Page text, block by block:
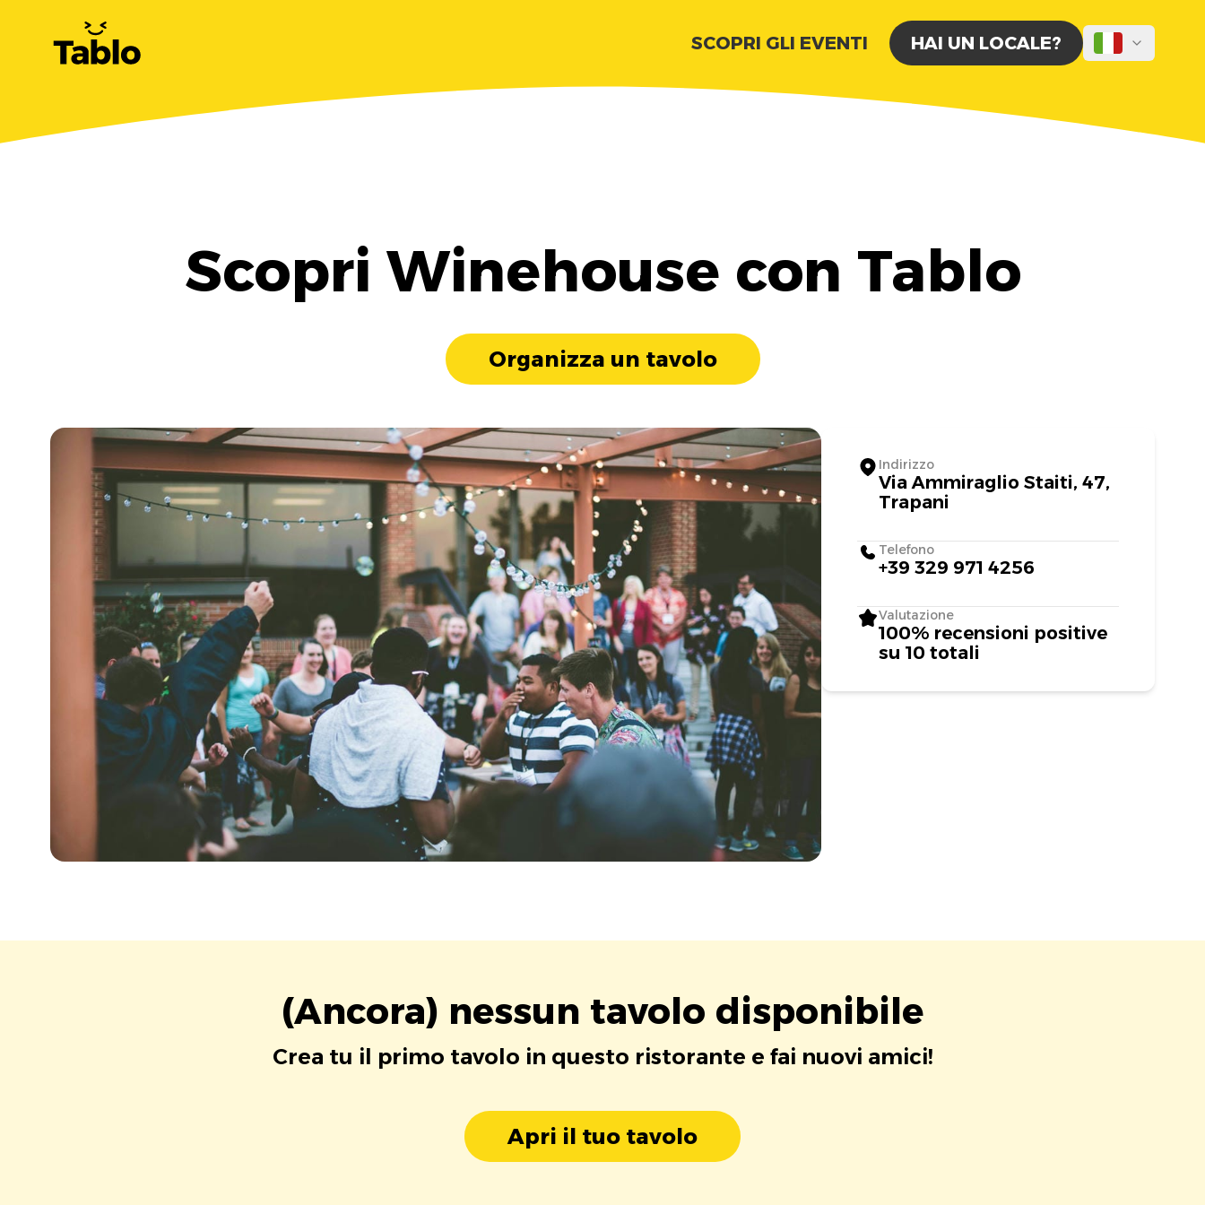
SCOPRI GLI EVENTI HAI UN LOCALE?
Scopri Winehouse con Tablo
Organizza un tavolo
Indirizzo
Via Ammiraglio Staiti, 47,
Trapani
Telefono
+39 329 971 4256
Valutazione
100% recensioni positive
su 10 totali
(Ancora) nessun tavolo disponibile
Crea tu il primo tavolo in questo ristorante e fai nuovi amici!
Apri il tuo tavolo